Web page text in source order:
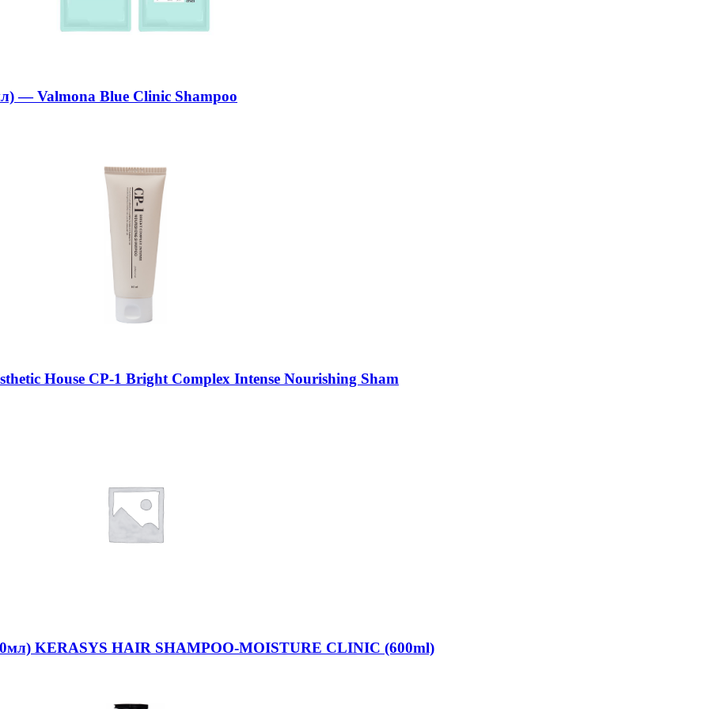
— Valmona Blue Clinic Shampoo
House CP-1 Bright Complex Intense Nourishing Sham
KERASYS HAIR SHAMPOO-MOISTURE CLINIC (600ml)